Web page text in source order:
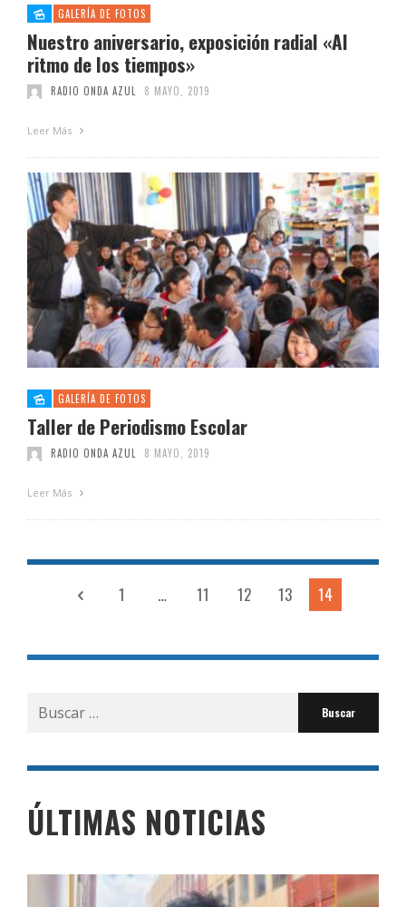
GALERÍA DE FOTOS
Nuestro aniversario, exposición radial «Al
ritmo de los tiempos»
RADIO ONDA AZUL 8 MAYO, 2019
Leer Más
GALERÍA DE FOTOS
Taller de Periodismo Escolar
RADIO ONDA AZUL 8 MAYO, 2019
Leer Más
1 … 11 12 13 14
Buscar
por:
ÚLTIMAS NOTICIAS